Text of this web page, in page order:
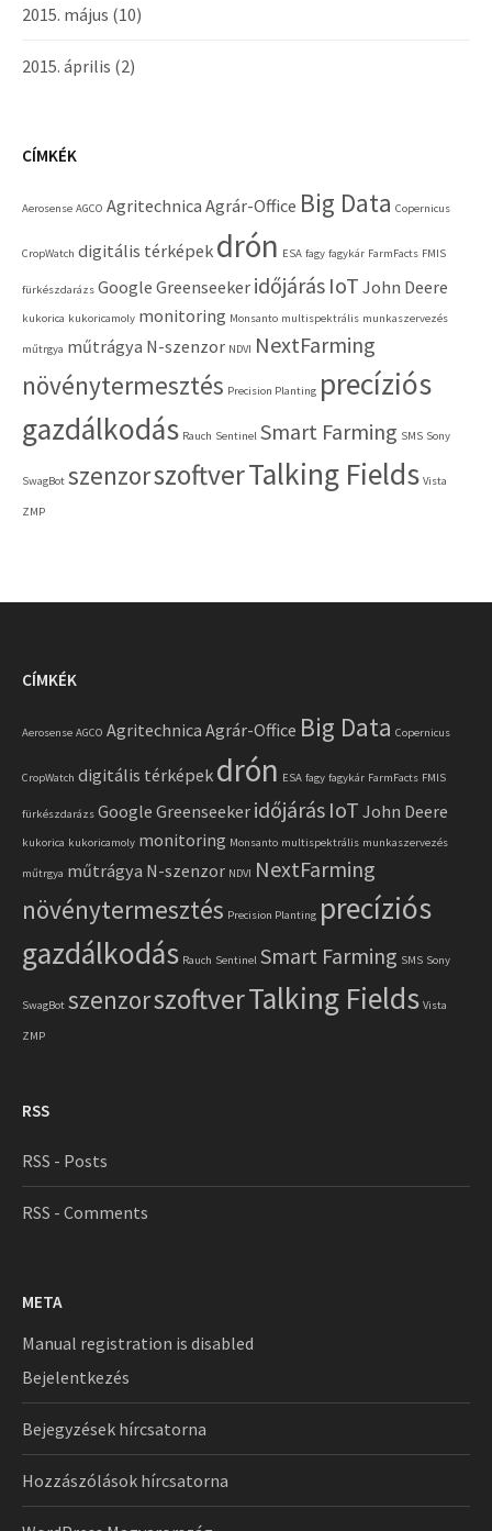
2015. május (10)
2015. április (2)
CÍMKÉK
Aerosense AGCO Agritechnica Agrár-Office Big Data Copernicus
CropWatch digitális térképek drón ESA fagy fagykár FarmFacts FMIS
fürkészdarázs Google Greenseeker időjárás IoT John Deere
kukorica kukoricamoly monitoring Monsanto multispektrális munkaszervezés
műtrgya műtrágya N-szenzor NDVI NextFarming
növénytermesztés Precision Planting precíziós
gazdálkodás Rauch Sentinel Smart Farming SMS Sony
SwagBot szenzorszoftverTalking Fields Vista
ZMP
CÍMKÉK
Aerosense AGCO Agritechnica Agrár-Office Big Data Copernicus
CropWatch digitális térképek drón ESA fagy fagykár FarmFacts FMIS
fürkészdarázs Google Greenseeker időjárás IoT John Deere
kukorica kukoricamoly monitoring Monsanto multispektrális munkaszervezés
műtrgya műtrágya N-szenzor NDVI NextFarming
növénytermesztés Precision Planting precíziós
gazdálkodás Rauch Sentinel Smart Farming SMS Sony
SwagBot szenzorszoftverTalking Fields Vista
ZMP
RSS
RSS - Posts
RSS - Comments
META
Manual registration is disabled
Bejelentkezés
Bejegyzések hírcsatorna
Hozzászólások hírcsatorna